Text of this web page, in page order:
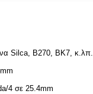
Silca, B270, BK7, κ.λπ.
4 σε 25.4mm